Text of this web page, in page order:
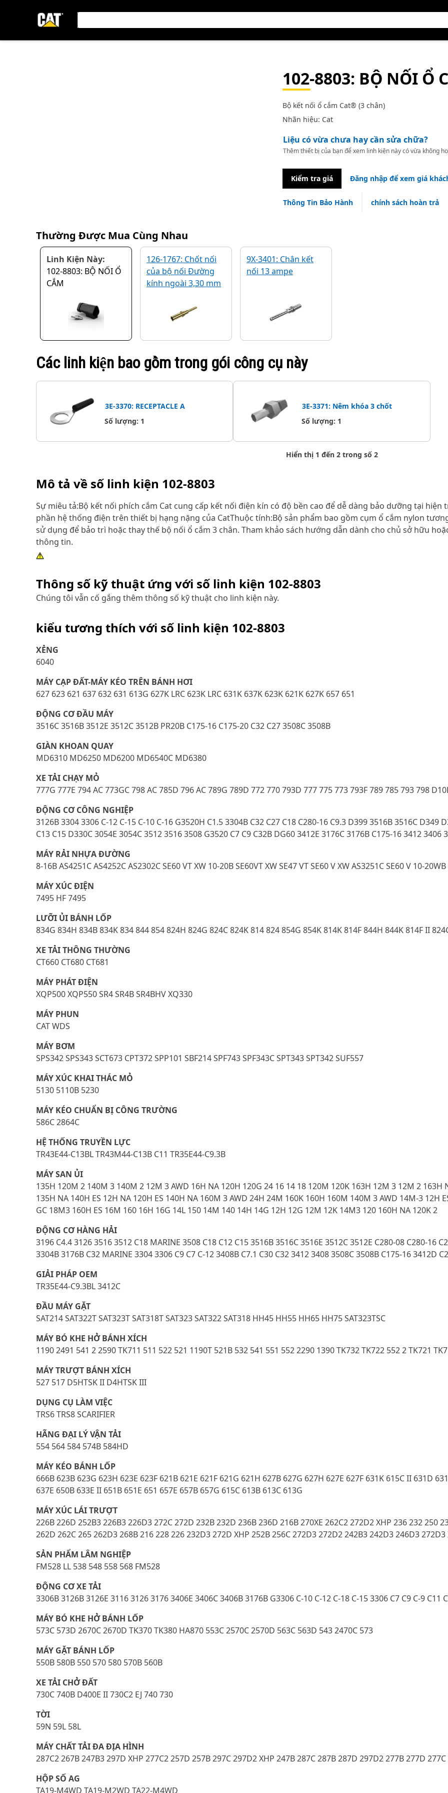
102-8803: BỘ NỐI Ổ
Bộ kết nối ổ cắm Cat® (3 chân)
Nhãn hiệu: Cat
Liệu có vừa chưa hay cần sửa chữa?
Thêm thiết bị của bạn để xem linh kiện này có vừa không
Kiểm tra giá Đăng nhập để xem giá
Thông Tin Bảo Hành chính sách hoàn trả
Thường Được Mua Cùng Nhau
Linh Kiện Này:
102-8803: BỘ NỐI Ổ
CẮM
126-1767: Chốt nối
của bộ nối Đường
kính ngoài 3,30 mm
9X-3401: Chân kết
nối 13 ampe
Các linh kiện bao gồm trong gói công cụ này
3E-3370: RECEPTACLE A
Số lượng: 1
3E-3371: Nêm khóa 3 chốt
Số lượng: 1
Hiển thị 1 đến 2 trong số 2
Mô tả về số linh kiện 102-8803
Sự miêu tả:Bộ kết nối phích cắm Cat cung cấp kết nối điện kín có độ bền cao để dễ dàng bảo dưỡng tại
phần hệ thống điện trên thiết bị hạng nặng của CatThuộc tính:Bộ sản phẩm bao gồm cụm ổ cắm nylon
sử dụng để bảo trì hoặc thay thế bộ nối ổ cắm 3 chân. Tham khảo sách hướng dẫn dành cho chủ sở hữu
thông tin.
Thông số kỹ thuật ứng với số linh kiện 102-8803
Chúng tôi vẫn cố gắng thêm thông số kỹ thuật cho linh kiện này.
kiểu tương thích với số linh kiện 102-8803
XẺNG
6040
MÁY CẠP ĐẤT-MÁY KÉO TRÊN BÁNH HƠI
627 623 621 637 632 631 613G 627K LRC 623K LRC 631K 637K 623K 621K 627K 657 651
ĐỘNG CƠ ĐẦU MÁY
3516C 3516B 3512E 3512C 3512B PR20B C175-16 C175-20 C32 C27 3508C 3508B
GIÀN KHOAN QUAY
MD6310 MD6250 MD6200 MD6540C MD6380
XE TẢI CHẠY MỎ
777G 777E 794 AC 773GC 798 AC 785D 796 AC 789G 789D 772 770 793D 777 775 773 793F 789 785 793 798
ĐỘNG CƠ CÔNG NGHIỆP
3126B 3304 3306 C-12 C-15 C-10 C-16 G3520H C1.5 3304B C32 C27 C18 C280-16 C9.3 D399 3516B 3516C D349
C13 C15 D330C 3054E 3054C 3512 3516 3508 G3520 C7 C9 C32B DG60 3412E 3176C 3176B C175-16 3412 3406
MÁY RẢI NHỰA ĐƯỜNG
8-16B AS4251C AS4252C AS2302C SE60 VT XW 10-20B SE60VT XW SE47 VT SE60 V XW AS3251C SE60 V 10-
MÁY XÚC ĐIỆN
7495 HF 7495
LƯỠI ỦI BÁNH LỐP
834G 834H 834B 834K 834 844 854 824H 824G 824C 824K 814 824 854G 854K 814K 814F 844H 844K 814F II
XE TẢI THÔNG THƯỜNG
CT660 CT680 CT681
MÁY PHÁT ĐIỆN
XQP500 XQP550 SR4 SR4B SR4BHV XQ330
MÁY PHUN
CAT WDS
MÁY BƠM
SPS342 SPS343 SCT673 CPT372 SPP101 SBF214 SPF743 SPF343C SPT343 SPT342 SUF557
MÁY XÚC KHAI THÁC MỎ
5130 5110B 5230
MÁY KÉO CHUẨN BỊ CÔNG TRƯỜNG
586C 2864C
HỆ THỐNG TRUYỀN LỰC
TR43E44-C13BL TR43M44-C13B C11 TR35E44-C9.3B
MÁY SAN ỦI
135H 120M 2 140M 3 140M 2 12M 3 AWD 16H NA 120H 120G 24 16 14 18 120M 120K 163H 12M 3 12M 2 163H
135H NA 140H ES 12H NA 120H ES 140H NA 160M 3 AWD 24H 24M 160K 160H 160M 140M 3 AWD 14M-3 12H
GC 18M3 160H ES 16M 160 16H 16G 14L 150 14M 140 14H 14G 12H 12G 12M 12K 14M3 120 160H NA 120K 2
ĐỘNG CƠ HÀNG HẢI
3196 C4.4 3126 3516 3512 C18 MARINE 3508 C18 C12 C15 3516B 3516C 3516E 3512C 3512E C280-08 C280-16
3304B 3176B C32 MARINE 3304 3306 C9 C7 C-12 3408B C7.1 C30 C32 3412 3408 3508C 3508B C175-16 3412D
GIẢI PHÁP OEM
TR35E44-C9.3BL 3412C
ĐẦU MÁY GẶT
SAT214 SAT322T SAT323T SAT318T SAT323 SAT322 SAT318 HH45 HH55 HH65 HH75 SAT323TSC
MÁY BÓ KHE HỞ BÁNH XÍCH
1190 2491 541 2 2590 TK711 511 522 521 1190T 521B 532 541 551 552 2290 1390 TK732 TK722 552 2 TK721
MÁY TRƯỢT BÁNH XÍCH
527 517 D5HTSK II D4HTSK III
DỤNG CỤ LÀM VIỆC
TRS6 TRS8 SCARIFIER
HÃNG ĐẠI LÝ VẬN TẢI
554 564 584 574B 584HD
MÁY KÉO BÁNH LỐP
666B 623B 623G 623H 623E 623F 621B 621E 621F 621G 621H 627B 627G 627H 627E 627F 631K 615C II 631D
637E 650B 633E II 651B 651E 651 657E 657B 657G 615C 613B 613C 613G
MÁY XÚC LÁI TRƯỢT
226B 226D 252B3 226B3 226D3 272C 272D 232B 232D 236B 236D 216B 270XE 262C2 272D2 XHP 236 232 250
262D 262C 265 262D3 268B 216 228 226 232D3 272D XHP 252B 256C 272D3 272D2 242B3 242D3 246D3
SẢN PHẨM LÂM NGHIỆP
FM528 LL 538 548 558 568 FM528
ĐỘNG CƠ XE TẢI
3306B 3126B 3126E 3116 3126 3176 3406E 3406C 3406B 3176B G3306 C-10 C-12 C-18 C-15 3306 C7 C9 C-9 C11
MÁY BÓ KHE HỞ BÁNH LỐP
573C 573D 2670C 2670D TK370 TK380 HA870 553C 2570C 2570D 563C 563D 543 2470C 573
MÁY GẶT BÁNH LỐP
550B 580B 550 570 580 570B 560B
XE TẢI CHỞ ĐẤT
730C 740B D400E II 730C2 EJ 740 730
TỜI
59N 59L 58L
MÁY CHẤT TẢI ĐA ĐỊA HÌNH
287C2 267B 247B3 297D XHP 277C2 257D 257B 297C 297D2 XHP 247B 287C 287B 287D 297D2 277B 277D
HỘP SỐ AG
TA19-M4WD TA19-M2WD TA22-M4WD